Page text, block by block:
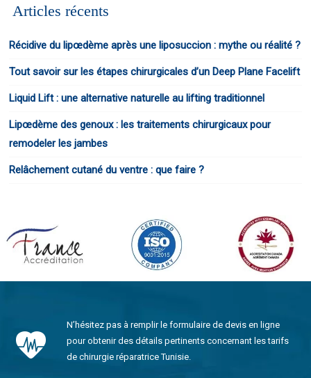
Articles récents
Récidive du lipœdème après une liposuccion : mythe ou réalité ?
Tout savoir sur les étapes chirurgicales d’un Deep Plane Facelift
Liquid Lift : une alternative naturelle au lifting traditionnel
Lipœdème des genoux : les traitements chirurgicaux pour
remodeler les jambes
Relâchement cutané du ventre : que faire ?
N’hésitez pas à remplir le formulaire de devis en ligne
pour obtenir des détails pertinents concernant les tarifs
de chirurgie réparatrice Tunisie.